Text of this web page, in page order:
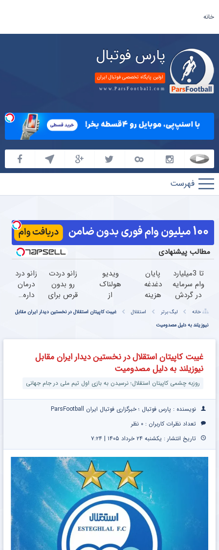
خانه
پارس فوتبال
اولین پایگاه تخصصی فوتبال ایران
www.ParsFootball.com
پارس
فوتبال
مطالب پیشنهادی
تا 3میلیارد
وام سرمایه
در گردش
=>
فروشگاهت
رو ثبت
پایان
دغدغه
هزینه
دندان
پزشکی
با پک
کننده
خانگی
ویدیو
هولناک
از
کارتن
که
شد.
آموزش
رایگان
زانو دردت
رو بدون
قرص برای
خوب کن!
پرسش‌نامه)
زانو درد
درمان
داره…
هنوز
بهش
می‌کنی؟
خانه لیگ برتر استقلال
غیبت کاپیتان استقلال در نخستین دیدار ایران مقابل
نیوزیلند به دلیل مصدومیت
غیبت کاپیتان استقلال در نخستین دیدار ایران مقابل
نیوزیلند به دلیل مصدومیت
روزبه چشمی کاپیتان استقلال؛ نرسیدن به بازی اول تیم ملی در جام جهانی
نویسنده : پارس فوتبال ؛ خبرگزاری فوتبال ایران ParsFootball
تعداد نظرات کاربران : ۰ نظر
تاریخ انتشار : یکشنبه ۲۴ خرداد ۱۴۰۵ | ۷:۲۴